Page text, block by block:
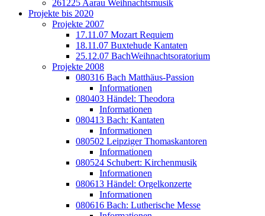
261225 Aarau Weihnachtsmusik
Projekte bis 2020
Projekte 2007
17.11.07 Mozart Requiem
18.11.07 Buxtehude Kantaten
25.12.07 BachWeihnachtsoratorium
Projekte 2008
080316 Bach Matthäus-Passion
Informationen
080403 Händel: Theodora
Informationen
080413 Bach: Kantaten
Informationen
080502 Leipziger Thomaskantoren
Informationen
080524 Schubert: Kirchenmusik
Informationen
080613 Händel: Orgelkonzerte
Informationen
080616 Bach: Lutherische Messe